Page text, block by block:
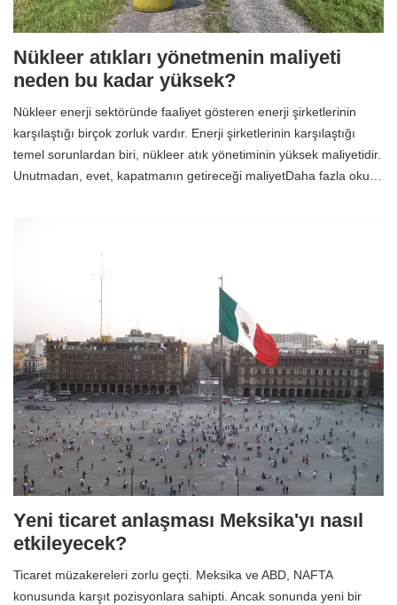
Nükleer atıkları yönetmenin maliyeti
neden bu kadar yüksek?
Nükleer enerji sektöründe faaliyet gösteren enerji şirketlerinin
karşılaştığı birçok zorluk vardır. Enerji şirketlerinin karşılaştığı
temel sorunlardan biri, nükleer atık yönetiminin yüksek maliyetidir.
Unutmadan, evet, kapatmanın getireceği maliyetDaha fazla oku…
Yeni ticaret anlaşması Meksika'yı nasıl
etkileyecek?
Ticaret müzakereleri zorlu geçti. Meksika ve ABD, NAFTA
konusunda karşıt pozisyonlara sahipti. Ancak sonunda yeni bir